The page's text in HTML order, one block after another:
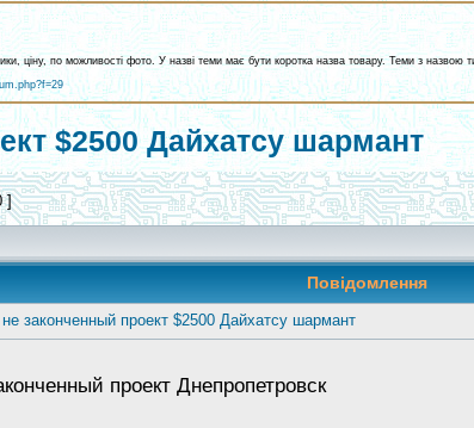
ціну, по можливості фото. У назві теми має бути коротка назва товару. Теми з
$2500 Дайхатсу шармант
]
Повідомлення
законченный проект $2500 Дайхатсу шармант
проект Днепропетровск